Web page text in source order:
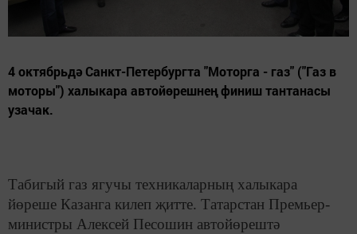
4 октябрьдә Санкт-Петербургта "Моторга - газ" ("Газ в
моторы") халыкара автойөрешнең финиш тантанасы
узачак.
Табигый газ ягучы техникаларның халыкара
йөреше Казанга килеп җитте. Татарстан Премьер-
министры Алексей Песошин автойөрештә